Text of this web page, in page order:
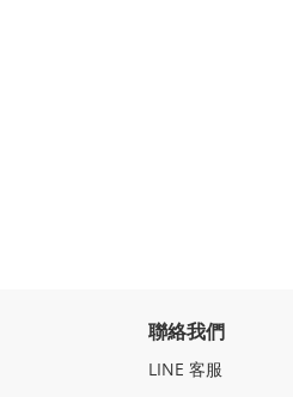
聯絡我們
LINE 客服